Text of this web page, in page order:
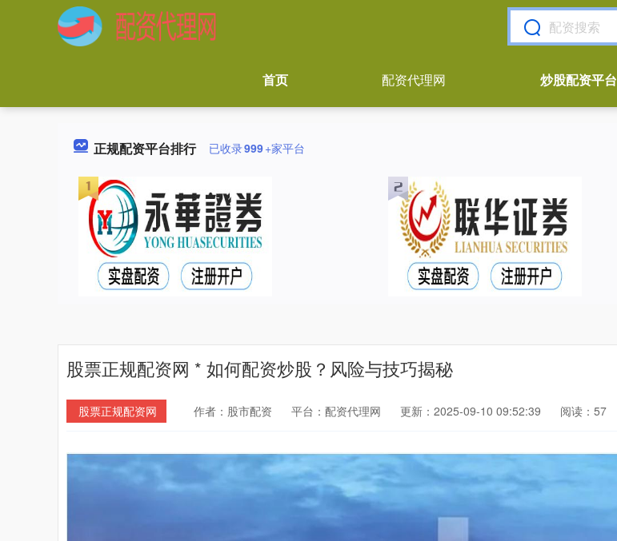
首页 配资代理网 炒股配资平台
正规配资平台排行 已收录999+家平台
股票正规配资网 * 如何配资炒股？风险与技巧揭秘
股票正规配资网 作者：股市配资 平台：配资代理网 更新：2025-09-10 09:52:39 阅读：57